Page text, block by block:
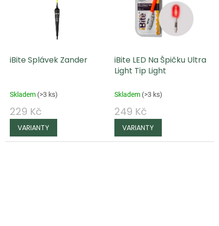
iBite Splávek Zander
Skladem (>3 ks)
229 Kč
iBite LED Na Špičku Ultra
Light Tip Light
Skladem (>3 ks)
249 Kč